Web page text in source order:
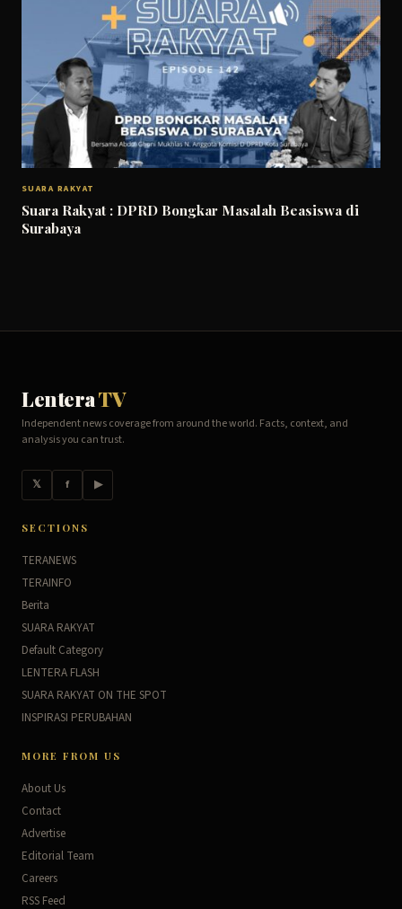
SUARA RAKYAT
Suara Rakyat : DPRD Bongkar Masalah Beasiswa di
Surabaya
LenteraTV
Independent news coverage from around the world. Facts, context, and
analysis you can trust.
𝕏 f ▶
SECTIONS
TERANEWS
TERAINFO
Berita
SUARA RAKYAT
Default Category
LENTERA FLASH
SUARA RAKYAT ON THE SPOT
INSPIRASI PERUBAHAN
MORE FROM US
About Us
Contact
Advertise
Editorial Team
Careers
RSS Feed